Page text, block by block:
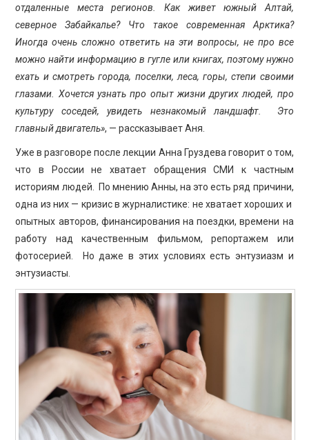
отдаленные места регионов. Как живет южный Алтай,
северное Забайкалье? Что такое современная Арктика?
Иногда очень сложно ответить на эти вопросы, не про все
можно найти информацию в гугле или книгах, поэтому нужно
ехать и смотреть города, поселки, леса, горы, степи своими
глазами. Хочется узнать про опыт жизни других людей, про
культуру соседей, увидеть незнакомый ландшафт. Это
главный двигатель», — рассказывает Аня.
Уже в разговоре после лекции Анна Груздева говорит о том,
что в России не хватает обращения СМИ к частным
историям людей. По мнению Анны, на это есть ряд причини,
одна из них — кризис в журналистике: не хватает хороших и
опытных авторов, финансирования на поездки, времени на
работу над качественным фильмом, репортажем или
фотосерией. Но даже в этих условиях есть энтузиазм и
энтузиасты.